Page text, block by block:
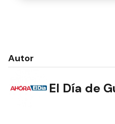
Autor
El Día de